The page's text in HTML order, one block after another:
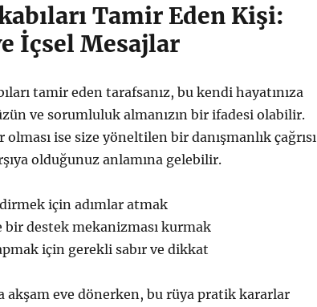
Tamir Eden Kişi:
İçsel Mesajlar
tamir eden tarafsanız, bu kendi hayatınıza
ve sorumluluk almanızın bir ifadesi olabilir.
olması ise size yöneltilen bir danışmanlık çağrısı
olduğunuz anlamına gelebilir.
için adımlar atmak
destek mekanizması kurmak
için gerekli sabır ve dikkat
akşam eve dönerken, bu rüya pratik kararlar